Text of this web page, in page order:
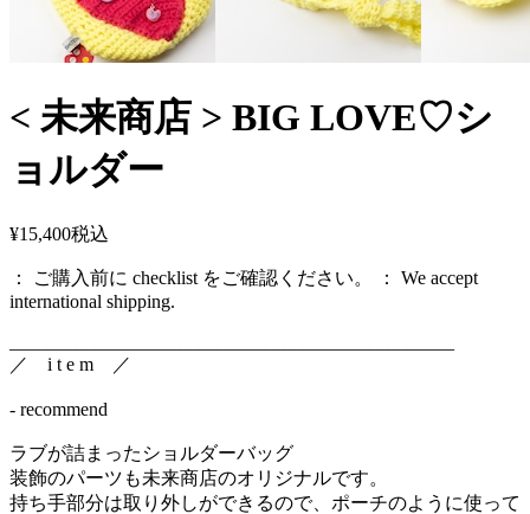
< 未来商店 > BIG LOVE♡シ
ョルダー
¥15,400税込
： ご購入前に checklist をご確認ください。 ： We accept
international shipping.
／ i t e m ／
- recommend
ラブが詰まったショルダーバッグ
装飾のパーツも未来商店のオリジナルです。
持ち手部分は取り外しができるので、ポーチのように使って